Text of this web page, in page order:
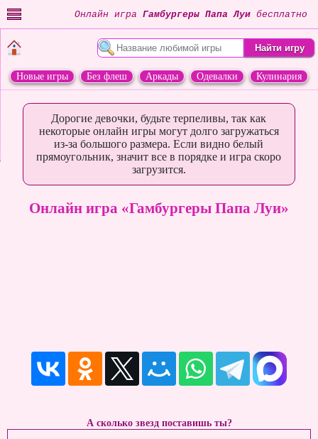
Онлайн игра Гамбургеры Папа Луи бесплатно
Новые игры Без флеш Аркады Одевалки
Кулинария
Дорогие девочки, будьте терпеливы, так как
некоторые онлайн игры могут долго загружаться
из-за большого размера. Если видно белый
прямоугольник, значит все в порядке и игра скоро
загрузится.
Онлайн игра «Гамбургеры Папа Луи»
А сколько звезд поставишь ты?